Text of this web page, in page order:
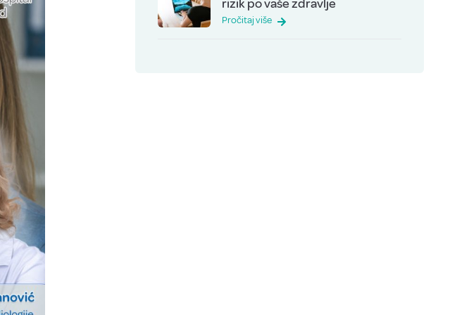
rizik po vaše zdravlje
Pročitaj više